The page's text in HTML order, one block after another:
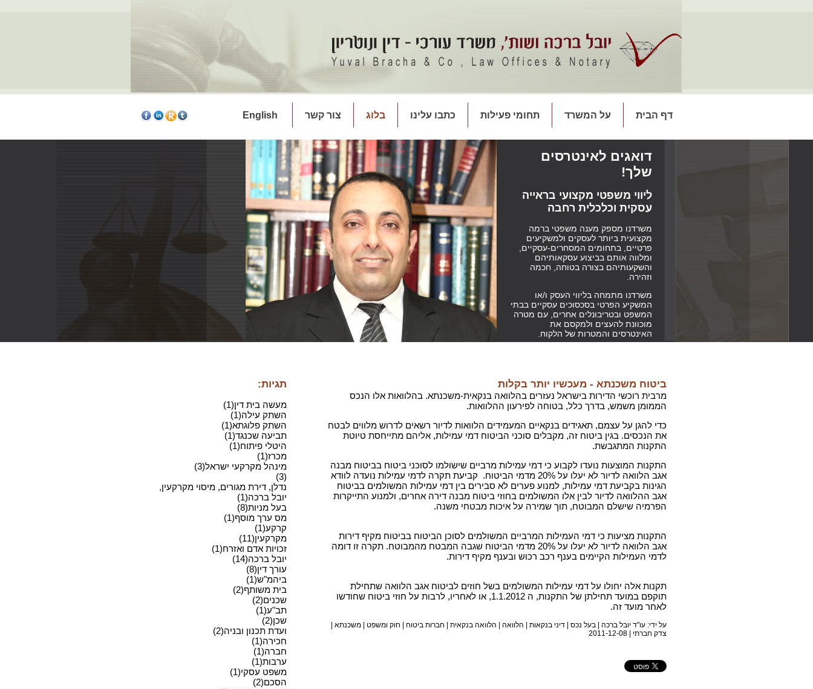
דף הבית על המשרד תחומי פעילות כתבו עלינו בלוג צור קשר English
דואגים לאינטרסים
שלך!
ליווי משפטי מקצועי בראייה
עסקית וכלכלית רחבה
משרדנו מספק מענה משפטי ברמה
מקצועית ביותר לעסקים ולמשקיעים
פרטיים, בתחומים המסחרים-עסקיים,
ומלווה אותם בביצוע עסקאותיהם
והשקעותיהם בצורה בטוחה, חכמה
וזהירה.
משרדנו מתמחה בליווי העסק ו/או
המשקיע הפרטי בסכסוכים עסקיים בבתי
המשפט ובטריבונלים אחרים, עם מטרה
מוכוונת להעצים ולמקסם את
האינטרסים והמטרות של הלקוח.
ביטוח משכנתא - מעכשיו יותר בקלות
מרבית רוכשי הדירות בישראל נעזרים בהלוואה בנקאית-משכנתא. בהלוואות אלו הנכס
הממומן משמש, בדרך כלל, בטוחה לפירעון ההלוואות.
כדי להגן על עצמם, תאגידים בנקאיים המעמידים הלוואות לדיור רשאים לדרוש מלווים לבטח
את הנכסים. בגין ביטוח זה, מקבלים סוכני הביטוח דמי עמילות, אליהם מתייחסת טיוטת
התקנות המתגבשת.
התקנות המוצעות נועדו לקבוע כי דמי עמילות מרביים שישולמו לסוכני ביטוח בביטוח מבנה
אגב הלוואה לדיור לא יעלו על 20% מדמי הביטוח. קביעת תקרה לדמי עמילות נועדה לוודא
הגינות בקביעת דמי עמילות, למנוע פערים לא סבירים בין דמי עמילות המשולמים בביטוח
אגב ההלוואה לדיור לבין אלו המשולמים בחוזי ביטוח מבנה דירה אחרים, ולמנוע התייקרות
הפרמיה שישלם המבוטח, תוך שמירה על איכות מבטחי משנה.
התקנות מציעות כי דמי העמילות המרביים המשולמים לסוכן הביטוח בביטוח מקיף דירות
אגב הלוואה לדיור לא יעלו על 20% מדמי הביטוח שגבה המבטח מהמבוטח. תקרה זו דומה
לדמי העמילות הקיימים בענף רכב רכוש ובענף מקיף דירות.
תקנות אלה יחולו על דמי עמילות המשולמים בשל חוזים לביטוח אגב הלוואה שתחילת
תוקפם במועד תחילתן של התקנות, ה 1.1.2012, או לאחריו, לרבות על חוזי ביטוח שחודשו
לאחר מועד זה.
על ידי: עו"ד יובל ברכה | בעל נכס דיני בנקאות הלוואה הלוואה בנקאית חברות ביטוח חוק ומשפט משכנתא
צדק חברתי
2011-12-08
תגיות:
מעשה בית דין(1)
השתק עילה(1)
השתק פלוגתא(1)
תביעה שכנגד(1)
היטלי פיתוח(1)
מכרז(1)
מינהל מקרקעי ישראל(3)
(3)
נדלן, דירת מגורים, מיסוי מקרקעין,
יובל ברכה(1)
בעל מניות(8)
מס ערך מוסף(1)
קרקע(1)
מקרקעין(11)
זכויות אדם ואזרח(1)
יובל ברכה(14)
עורך דין(8)
ביהמ"ש(1)
בית משותף(2)
שכנים(2)
תב"ע(1)
שכן(2)
ועדת תכנון ובניה(2)
חכירה(1)
חברה(1)
ערבות(1)
משפט עסקי(1)
הסכם(2)